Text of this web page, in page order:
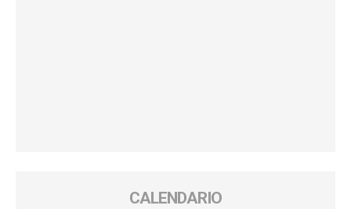
CALENDARIO